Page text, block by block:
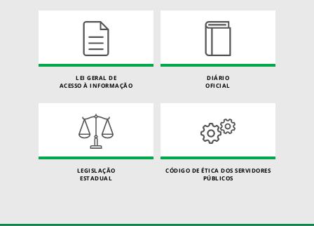
LEI GERAL DE
ACESSO À INFORMAÇÃO
DIÁRIO
OFICIAL
LEGISLAÇÃO
ESTADUAL
CÓDIGO DE ÉTICA DOS SERVIDORES
PÚBLICOS